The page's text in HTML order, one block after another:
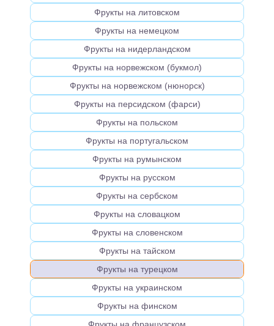
Фрукты на литовском
Фрукты на немецком
Фрукты на нидерландском
Фрукты на норвежском (букмол)
Фрукты на норвежском (нюнорск)
Фрукты на персидском (фарси)
Фрукты на польском
Фрукты на португальском
Фрукты на румынском
Фрукты на русском
Фрукты на сербском
Фрукты на словацком
Фрукты на словенском
Фрукты на тайском
Фрукты на турецком
Фрукты на украинском
Фрукты на финском